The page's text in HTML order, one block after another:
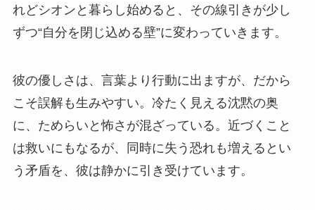
れどシオンと暮らし始めると、その線引きが少し
ずつ“自分を閉じ込める壁”に変わっていきます。
彼の優しさは、言葉より行動に出ますが、だから
こそ誤解も生みやすい。冷たく見える沈黙の奥
に、ためらいと怖さが混ざっている。近づくこと
は救いにもなるが、同時に失う恐れも増えるとい
う矛盾を、彼は静かに引き受けています。